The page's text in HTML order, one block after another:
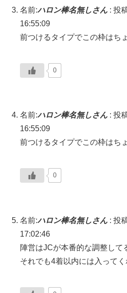
名前:ハロン棒名無しさん : 投
16:55:09
前つけるタイプでこの枠はち
0
名前:ハロン棒名無しさん : 投
16:55:09
前つけるタイプでこの枠はち
0
名前:ハロン棒名無しさん : 投
17:02:46
陣営はJCが本番的な調整して
それでも4着以内には入って